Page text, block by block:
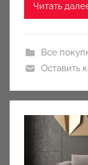
Читать
Все
Оставить